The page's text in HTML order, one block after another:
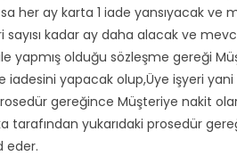
her ay karta 1 iade yansıyacak
kadar ay daha alacak ve
yapmış olduğu sözleşme gereği
iadesini yapacak olup,Üye işyeri
gereğince Müşteriye nakit
tarafından yukarıdaki prosedür
eder.